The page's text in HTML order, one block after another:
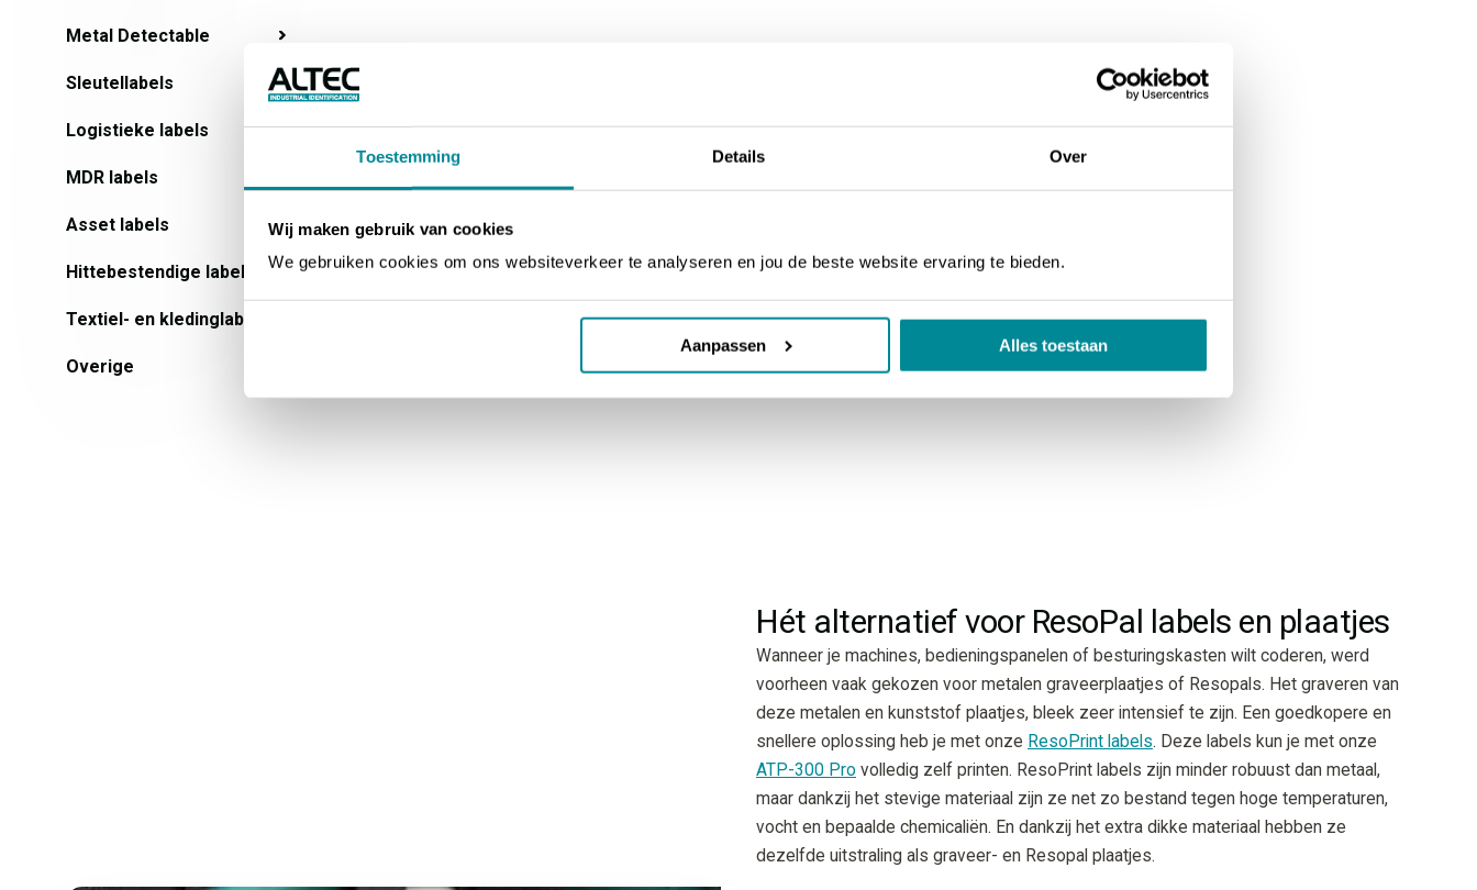
Toestemming Details Over
Wij maken gebruik van cookies
We gebruiken cookies om ons websiteverkeer te analyseren en jou de beste website ervaring te bieden.
Aanpassen Alles toestaan
Metal Detectable
Sleutellabels
Logistieke labels
MDR labels
Asset labels
Hittebestendige labels
Textiel- en kledinglabels
Overige
Hét alternatief voor ResoPal labels en plaatjes
Wanneer je machines, bedieningspanelen of besturingskasten wilt coderen, werd
voorheen vaak gekozen voor metalen graveerplaatjes of Resopals. Het graveren van
deze metalen en kunststof plaatjes, bleek zeer intensief te zijn. Een goedkopere en
snellere oplossing heb je met onze ResoPrint labels. Deze labels kun je met onze
ATP-300 Pro volledig zelf printen. ResoPrint labels zijn minder robuust dan metaal,
maar dankzij het stevige materiaal zijn ze net zo bestand tegen hoge temperaturen,
vocht en bepaalde chemicaliën. En dankzij het extra dikke materiaal hebben ze
dezelfde uitstraling als graveer- en Resopal plaatjes.